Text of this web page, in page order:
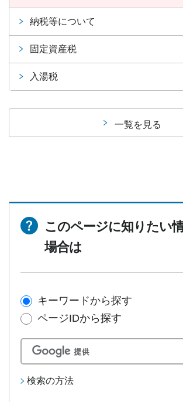
納税等について
固定資産税
入湯税
一覧を見る
このページに知りたい
場合は
キーワードから探す
ページIDから探す
検索の方法